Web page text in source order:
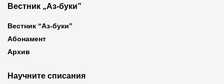
Вестник „Аз-буки”
Вестник “Аз-буки”
Абонамент
Архив
Научните списания